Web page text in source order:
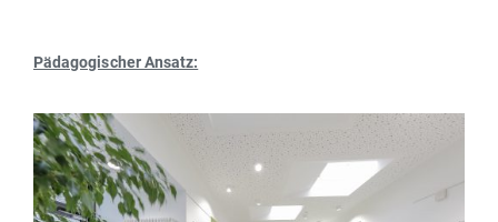
Pädagogischer Ansatz: